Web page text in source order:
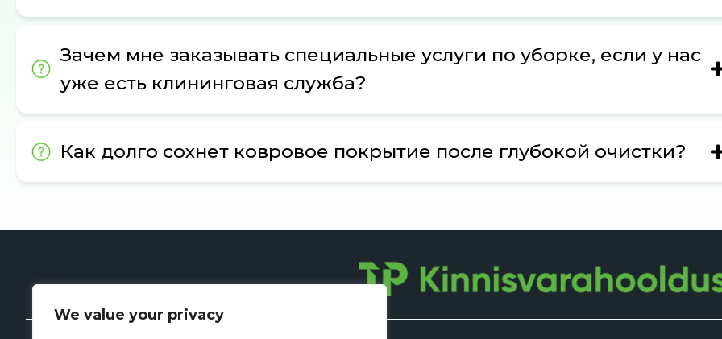
We value your privacy
Зачем мне заказывать специальные услуги по уборке, если у нас
уже есть клининговая служба?
Как долго сохнет ковровое покрытие после глубокой очистки?